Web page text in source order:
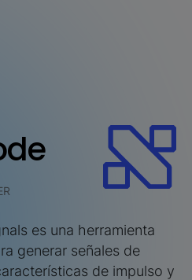
es una herramienta
generar señales de
de impulso y